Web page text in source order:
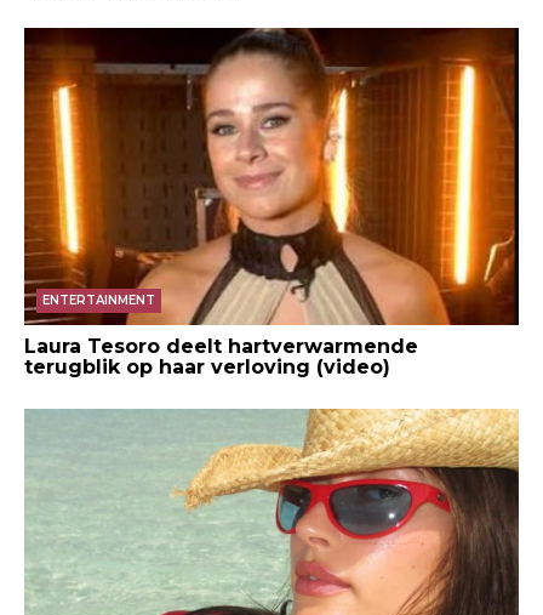
ENTERTAINMENT
Laura Tesoro deelt hartverwarmende
terugblik op haar verloving (video)